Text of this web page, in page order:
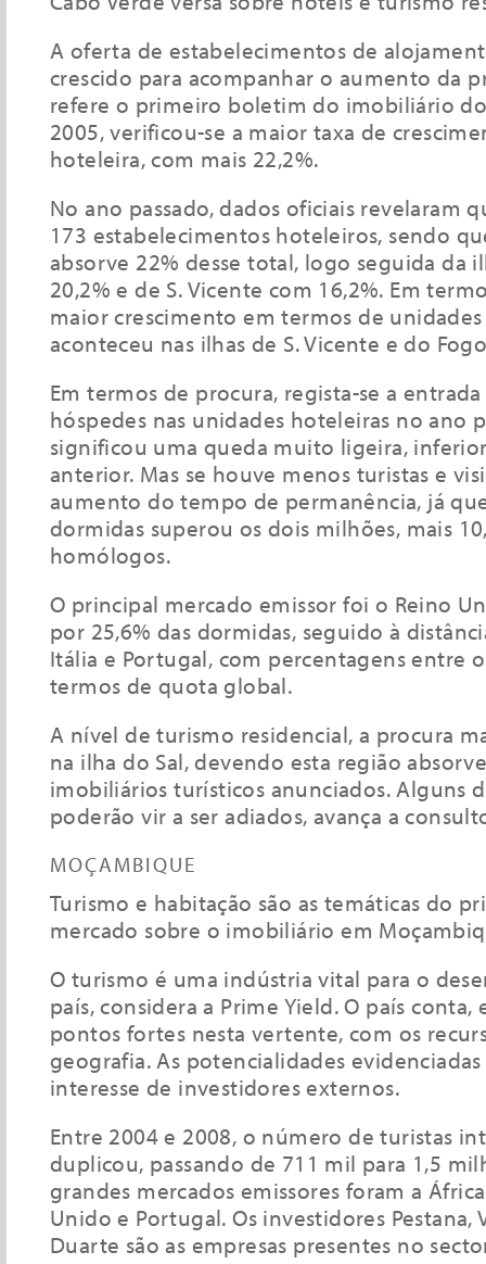
A oferta de estabelecimentos de
crescido para acompanhar o aumento da
refere o primeiro boletim do imobiliário do
2005, verificou-se a maior taxa de
hoteleira, com mais 22,2%.
No ano passado, dados oficiais revelaram
173 estabelecimentos hoteleiros, sendo
absorve 22% desse total, logo seguida da
20,2% e de S. Vicente com 16,2%. Em
maior crescimento em termos de
aconteceu nas ilhas de S. Vicente e do
Em termos de procura, regista-se a
hóspedes nas unidades hoteleiras no ano
significou uma queda muito ligeira,
anterior. Mas se houve menos turistas e
aumento do tempo de permanência, já
dormidas superou os dois milhões, mais
homólogos.
O principal mercado emissor foi o Reino
por 25,6% das dormidas, seguido à
Itália e Portugal, com percentagens entre
termos de quota global.
A nível de turismo residencial, a procura
na ilha do Sal, devendo esta região
imobiliários turísticos anunciados. Alguns
poderão vir a ser adiados, avança a
MOÇAMBIQUE
Turismo e habitação são as temáticas do
mercado sobre o imobiliário em
O turismo é uma indústria vital para o
país, considera a Prime Yield. O país
pontos fortes nesta vertente, com os
geografia. As potencialidades
interesse de investidores externos.
Entre 2004 e 2008, o número de turistas
duplicou, passando de 711 mil para 1,5
grandes mercados emissores foram a
Unido e Portugal. Os investidores Pestana,
Duarte são as empresas presentes no